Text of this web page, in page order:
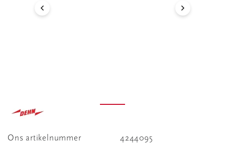
Ons artikelnummer
4244095